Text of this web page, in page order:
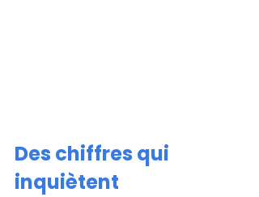
Des chiffres qui
inquiètent